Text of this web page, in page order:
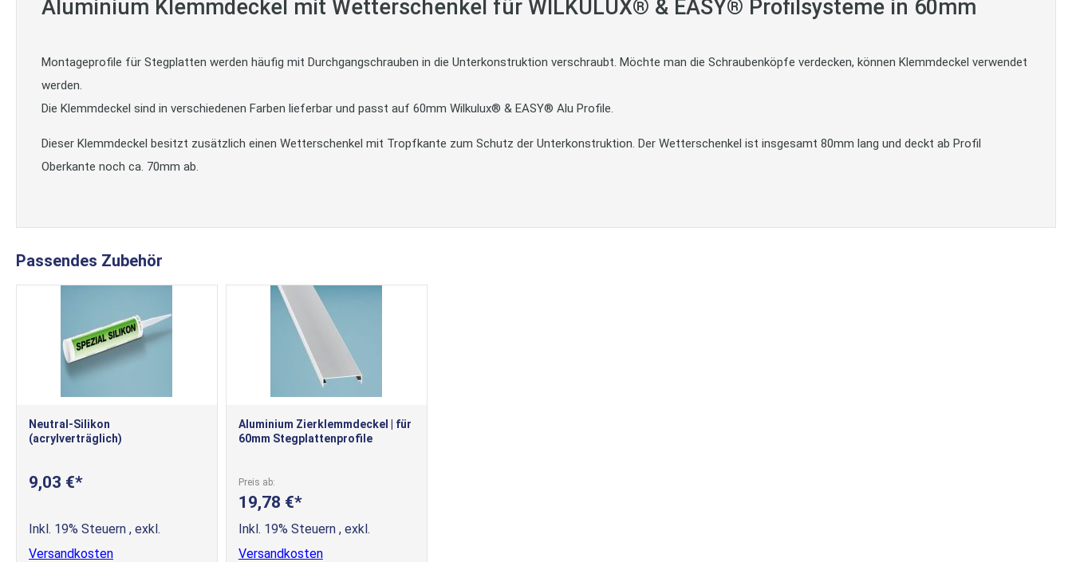
Aluminium Klemmdeckel mit Wetterschenkel für WILKULUX® & EASY® Profilsysteme in 60mm
Montageprofile für Stegplatten werden häufig mit Durchgangschrauben in die Unterkonstruktion verschraubt. Möchte man die Schraubenköpfe verdecken, können Klemmdeckel verwendet
werden.
Die Klemmdeckel sind in verschiedenen Farben lieferbar und passt auf 60mm Wilkulux® & EASY® Alu Profile.
Dieser Klemmdeckel besitzt zusätzlich einen Wetterschenkel mit Tropfkante zum Schutz der Unterkonstruktion. Der Wetterschenkel ist insgesamt 80mm lang und deckt ab Profil
Oberkante noch ca. 70mm ab.
Passendes Zubehör
Neutral-Silikon
(acrylverträglich)
9,03 €
Inkl. 19% Steuern , exkl.
Versandkosten
Aluminium Zierklemmdeckel | für
60mm Stegplattenprofile
Preis ab
19,78 €
Inkl. 19% Steuern , exkl.
Versandkosten